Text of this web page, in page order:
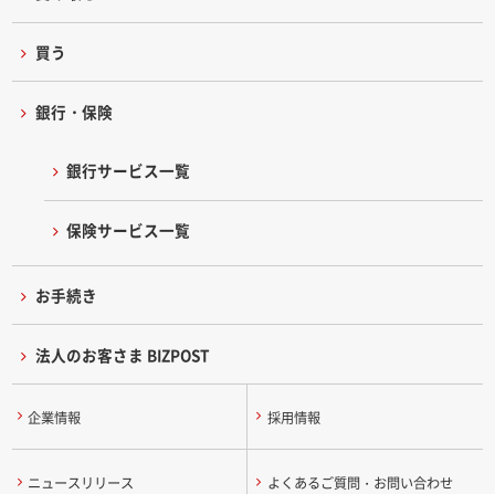
買う
銀行・保険
銀行サービス一覧
保険サービス一覧
お手続き
法人のお客さま BIZPOST
企業情報 採用情報
ニュースリリース よくあるご質問・お問い合わせ